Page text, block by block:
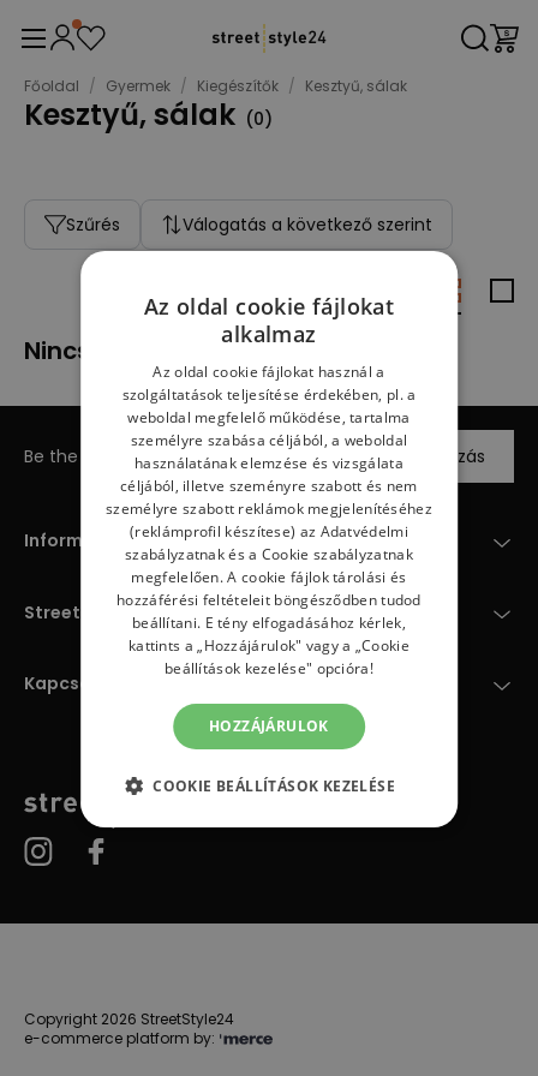
Főoldal / Gyermek / Kiegészítők / Kesztyű, sálak
Kesztyű, sálak (0)
Szűrés Válogatás a következő szerint
Nincs termék
Be the first to know about new arrivals Feliratkozás
Információk
StreetStyle24
Kapcsolat
Copyright 2026 StreetStyle24
e-commerce platform by:
Az oldal cookie fájlokat
alkalmaz
Az oldal cookie fájlokat használ a
szolgáltatások teljesítése érdekében, pl. a
weboldal megfelelő működése, tartalma
személyre szabása céljából, a weboldal
használatának elemzése és vizsgálata
céljából, illetve szeményre szabott és nem
személyre szabott reklámok megjelenítéséhez
(reklámprofil készítese) az Adatvédelmi
szabályzatnakés a Cookie szabályzatnak
megfelelően. A cookie fájlok tárolási és
hozzáférési feltételeit böngésződben tudod
beállítani. E tény elfogadásához kérlek,
kattints a „Hozzájárulok" vagy a „Cookie
beállítások kezelése" opcióra!
HOZZÁJÁRULOK
COOKIE BEÁLLÍTÁSOK KEZELÉSE